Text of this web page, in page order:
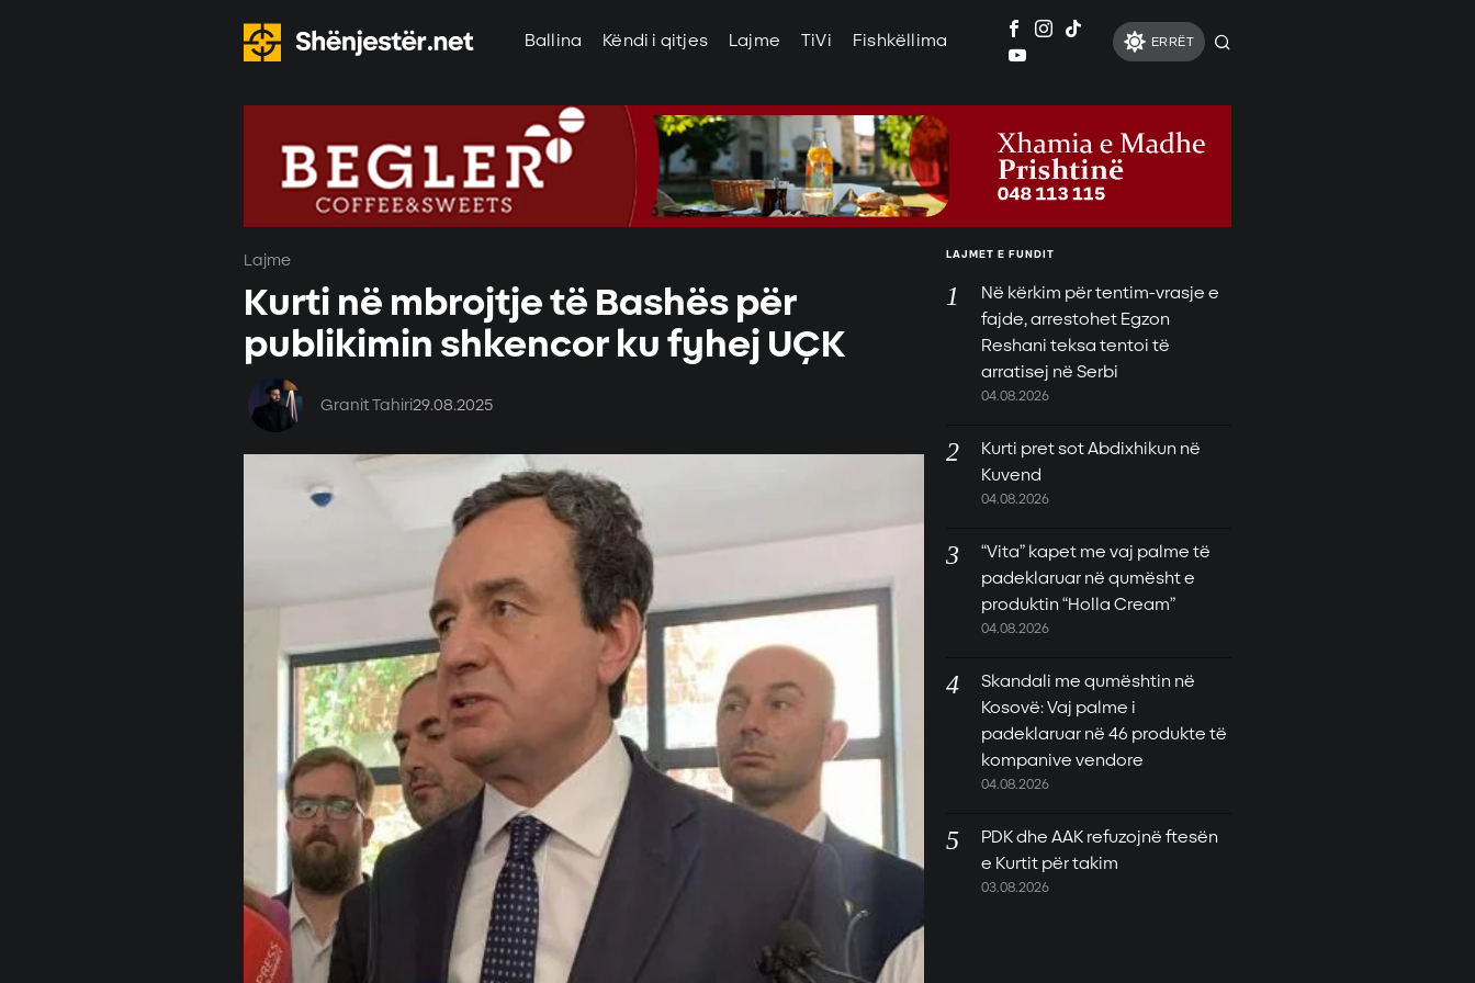
Ballina Këndi i qitjes Lajme TiVi Fishkëllima ERRËT
Lajme
Kurti në mbrojtje të Bashës për
publikimin shkencor ku fyhej UÇK
Granit Tahiri29.08.2025
LAJMET E FUNDIT
Në kërkim për tentim-vrasje e
fajde, arrestohet Egzon
Reshani teksa tentoi të
arratisej në Serbi
04.08.2026
Kurti pret sot Abdixhikun në
Kuvend
04.08.2026
“Vita” kapet me vaj palme të
padeklaruar në qumësht e
produktin “Holla Cream”
04.08.2026
Skandali me qumështin në
Kosovë: Vaj palme i
padeklaruar në 46 produkte të
kompanive vendore
04.08.2026
PDK dhe AAK refuzojnë ftesën
e Kurtit për takim
03.08.2026